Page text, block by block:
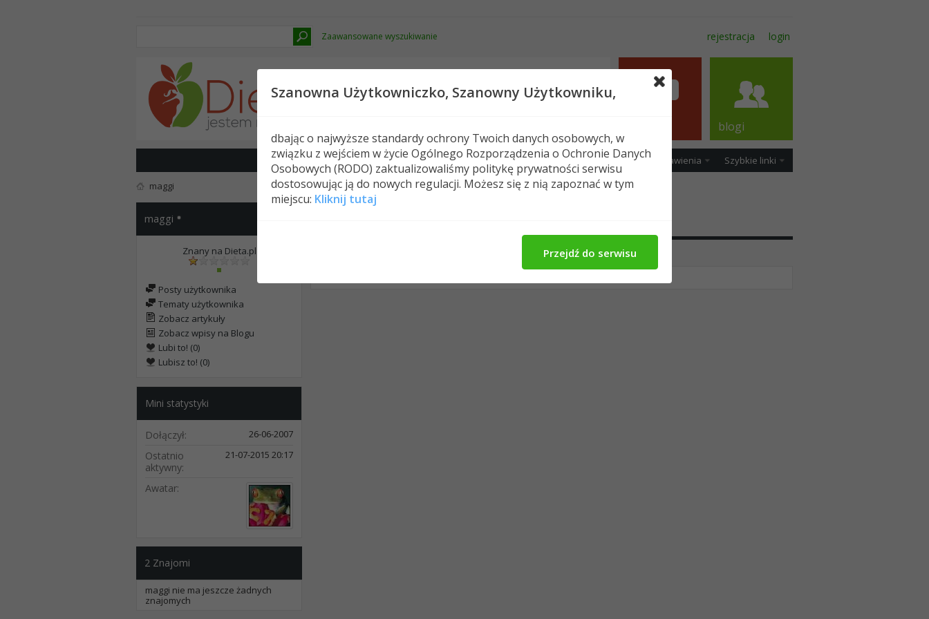
Zaawansowane wyszukiwanie rejestracja login
Nowe posty FAQ Kalendarz Spełeczność Ustawienia Szybkie linki
blogi
maggi
maggi
Znany na Dieta.pl
Posty użytkownika
Tematy użytkownika
Zobacz artykuły
Zobacz wpisy na Blogu
Lubi to! (0)
Lubisz to! (0)
Mini statystyki
Dołączył 26-06-2007
Ostatnio
aktywny
21-07-2015 20:17
Awatar
2 Znajomi
maggi nie ma jeszcze żadnych
znajomych
Szanowna Użytkowniczko, Szanowny Użytkowniku,
dbając o najwyższe standardy ochrony Twoich danych osobowych, w
związku z wejściem w życie Ogólnego Rozporządzenia o Ochronie Danych
Osobowych (RODO) zaktualizowaliśmy politykę prywatności serwisu
dostosowując ją do nowych regulacji. Możesz się z nią zapoznać w tym
miejscu: Kliknij tutaj
Przejdź do serwisu